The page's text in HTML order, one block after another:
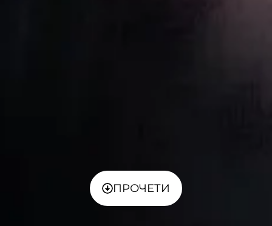
ПРОЧЕТИ